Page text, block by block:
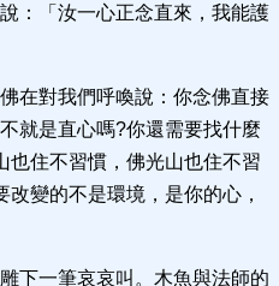
：「汝一心正念直來，我能護
在對我們呼喚說：你念佛直接
就是直心嗎?你還需要找什麼
也住不習慣，佛光山也住不習
變的不是環境，是你的心，
下一筆哀哀叫。木魚與法師的